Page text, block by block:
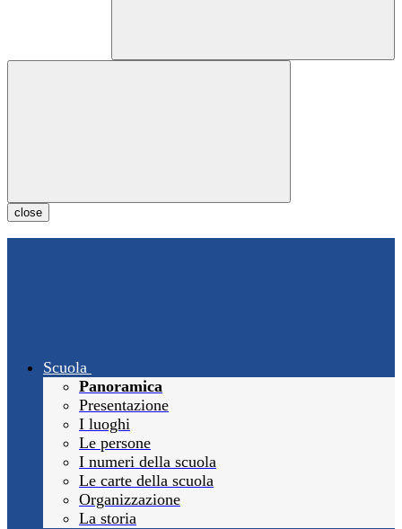
close
Scuola
Panoramica
Presentazione
I luoghi
Le persone
I numeri della scuola
Le carte della scuola
Organizzazione
La storia